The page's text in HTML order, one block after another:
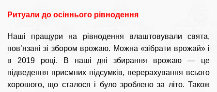
Ритуали до осіннього рівнодення
Наші пращури на рівнодення влаштовували свята,
пов’язані зі збором врожаю. Можна «зібрати врожай» і
в 2019 році. В наші дні збирання врожаю — це
підведення приємних підсумків, перерахування всього
хорошого, що сталося і було зроблено за літо. Також